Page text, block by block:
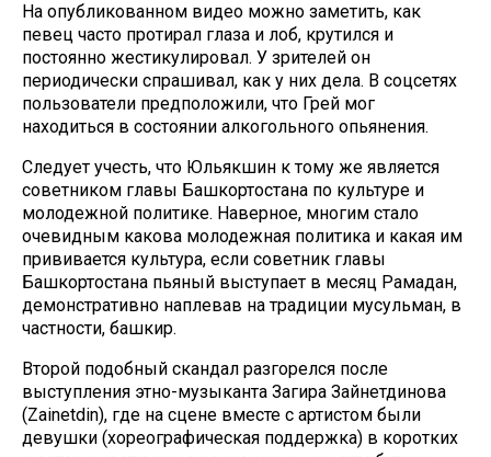
На опубликованном видео можно заметить, как
певец часто протирал глаза и лоб, крутился и
постоянно жестикулировал. У зрителей он
периодически спрашивал, как у них дела. В соцсетях
пользователи предположили, что Грей мог
находиться в состоянии алкогольного опьянения.
Следует учесть, что Юльякшин к тому же является
советником главы Башкортостана по культуре и
молодежной политике. Наверное, многим стало
очевидным какова молодежная политика и какая им
прививается культура, если советник главы
Башкортостана пьяный выступает в месяц Рамадан,
демонстративно наплевав на традиции мусульман, в
частности, башкир.
Второй подобный скандал разгорелся после
выступления этно-музыканта Загира Зайнетдинова
(Zainetdin), где на сцене вместе с артистом были
девушки (хореографическая поддержка) в коротких